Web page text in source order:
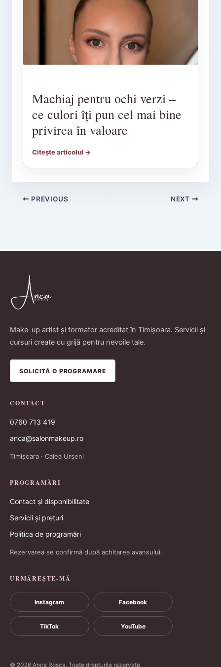
Machiaj pentru ochi verzi –
ce culori îți pun cel mai bine
privirea în valoare
Citește articolul →
PREVIOUS NEXT
Make-up artist și formator acreditat în Timișoara. Servicii și
cursuri create cu grijă pentru nevoile tale.
SOLICITĂ O PROGRAMARE
CONTACT
0760 713 419
anca@salonmakeup.ro
Timișoara · Calea Urseni
PROGRAMĂRI
Contact și disponibilitate
Servicii și prețuri
Politica de programări
Rezervarea se confirmă după achitarea avansului.
URMĂREȘTE-MĂ
Instagram Facebook
TikTok YouTube
© 2026 Anca Roșca. Toate drepturile rezervate.